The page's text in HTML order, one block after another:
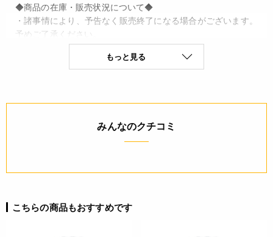
◆商品の在庫・販売状況について◆
・諸事情により、予告なく販売終了になる場合がございます。
予めご了承ください。
・当サイトに掲載されている商品は、ご購入可能な状態にあっ
ても必ずしも在庫を保証するものではありません。予めご了承
詳細
◆材質：シリコングラシン紙
もっと見る
みんなのクチコミ
こちらの商品もおすすめです